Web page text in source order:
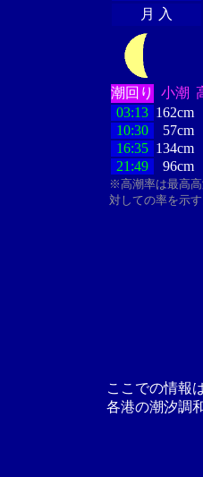
月 入
潮回り 小潮
03:13 162cm
10:30
57cm
16:35 134cm
21:49
96cm
※高潮率は最高
対しての率を示す
ここでの情報
各港の潮汐調